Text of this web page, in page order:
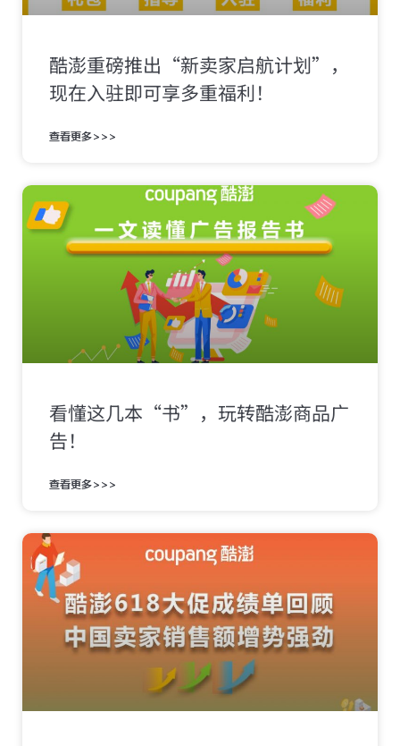
酷澎重磅推出“新卖家启航计划”，
现在入驻即可享多重福利！
查看更多>>>
看懂这几本“书”，玩转酷澎商品广
告！
查看更多>>>